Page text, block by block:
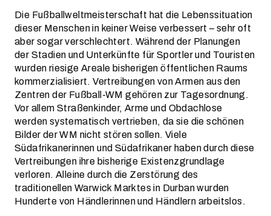
Die Fußballweltmeisterschaft hat die Lebenssituation
dieser Menschen in keiner Weise verbessert – sehr oft
aber sogar verschlechtert. Während der Planungen
der Stadien und Unterkünfte für Sportler und Touristen
wurden riesige Areale bisherigen öffentlichen Raums
kommerzialisiert. Vertreibungen von Armen aus den
Zentren der Fußball-WM gehören zur Tagesordnung.
Vor allem Straßenkinder, Arme und Obdachlose
werden systematisch vertrieben, da sie die schönen
Bilder der WM nicht stören sollen. Viele
Südafrikanerinnen und Südafrikaner haben durch diese
Vertreibungen ihre bisherige Existenzgrundlage
verloren. Alleine durch die Zerstörung des
traditionellen Warwick Marktes in Durban wurden
Hunderte von Händlerinnen und Händlern arbeitslos.